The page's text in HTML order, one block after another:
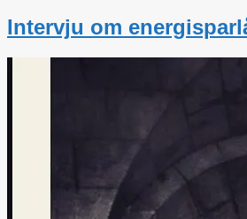
Intervju om